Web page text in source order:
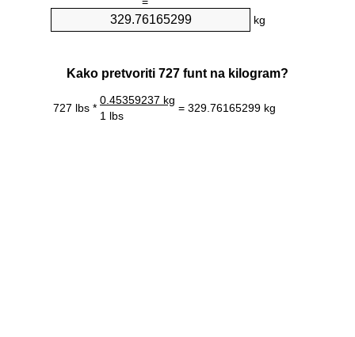
kg
Kako pretvoriti 727 funt na kilogram?
727 lbs *
0.45359237 kg
= 329.76165299 kg
1 lbs